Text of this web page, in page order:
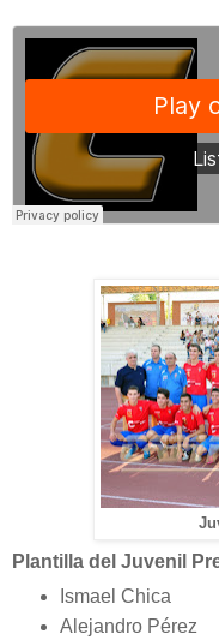
Plantilla del Juvenil
Ismael Chica
Alejandro Pérez